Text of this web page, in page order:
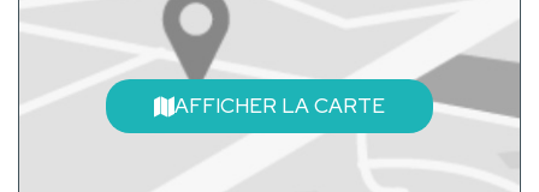
AFFICHER LA CARTE